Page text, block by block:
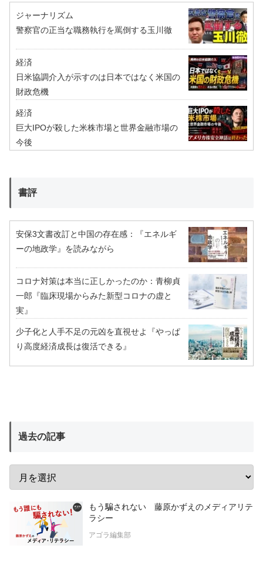
ジャーナリズム
警察官の正当な職務執行を罵倒する玉川徹
経済
日米協調介入が示すのは日本ではなく米国の
財政危機
経済
巨大IPOが殺した米株市場と世界金融市場の
今後
書評
安保3文書改訂と中国の存在感：『エネルギ
ーの地政学』を読みながら
コロナ対策は本当に正しかったのか：青柳貞
一郎『臨床現場からみた新型コロナの虚と
実』
少子化と人手不足の元凶を直視せよ『やっぱ
り高度経済成長は復活できる』
過去の記事
もう騙されない 藤原かずえのメディアリテ
ラシー
アゴラ編集部